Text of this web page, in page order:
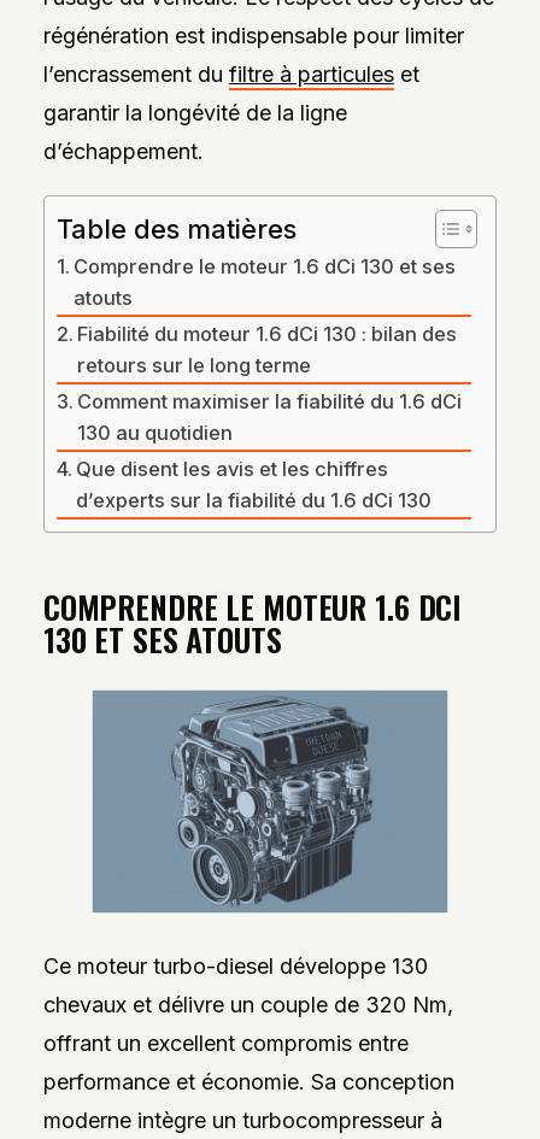
régénération est indispensable pour limiter
l’encrassement du filtre à particuleset
garantir la longévité de la ligne
d’échappement.
Table des matières
Comprendre le moteur 1.6 dCi 130 et ses
atouts
Fiabilité du moteur 1.6 dCi 130 : bilan des
retours sur le long terme
Comment maximiser la fiabilité du 1.6 dCi
130 au quotidien
Que disent les avis et les chiffres
d’experts sur la fiabilité du 1.6 dCi 130
COMPRENDRE LE MOTEUR 1.6 DCI
130 ET SES ATOUTS
Ce moteur turbo-diesel développe 130
chevaux et délivre un couple de 320 Nm,
offrant un excellent compromis entre
performance et économie. Sa conception
moderne intègre un turbocompresseur à